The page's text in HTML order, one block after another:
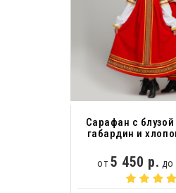
Сарафан с
габардин и
от 5 450 р. до